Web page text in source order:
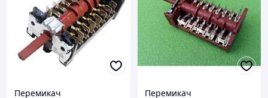
Перемикач
Перемикач